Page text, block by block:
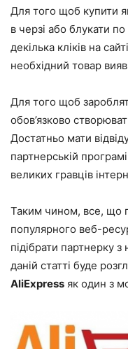
Для того щоб купити
в черзі або блукати
декілька кліків на
необхідний товар
Для того щоб
обов’язково
Достатньо мати
партнерській
великих гравців
Таким чином, все, що
популярного веб-
підібрати партнерку
даній статті буде
AliExpress як один з